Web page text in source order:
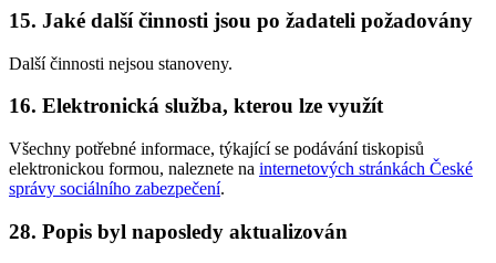
15. Jaké další činnosti jsou po žadateli požadovány
Další činnosti nejsou stanoveny.
16. Elektronická služba, kterou lze využít
Všechny potřebné informace, týkající se podávání tiskopisů
elektronickou formou, naleznete na internetových stránkách České
správy sociálního zabezpečení.
28. Popis byl naposledy aktualizován